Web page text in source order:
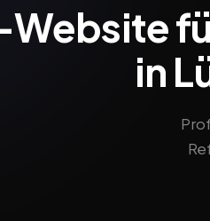
Website
in